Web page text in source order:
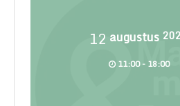
12 augustus
11:00 - 18:00